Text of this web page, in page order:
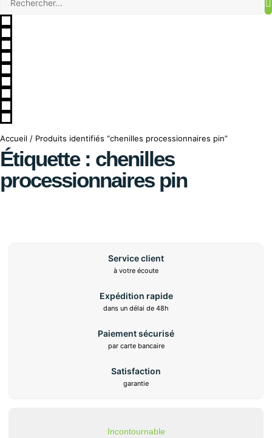
Accueil / Produits identifiés “chenilles processionnaires pin”
Étiquette : chenilles
processionnaires pin
Service client
à votre écoute
Expédition rapide
dans un délai de 48h
Paiement sécurisé
par carte bancaire
Satisfaction
garantie
Incontournable